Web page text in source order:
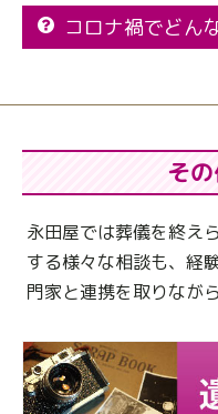
コロナ禍でどん
そ
永田屋では葬儀を終え
する様々な相談も、 経
門家と連携を取りなが